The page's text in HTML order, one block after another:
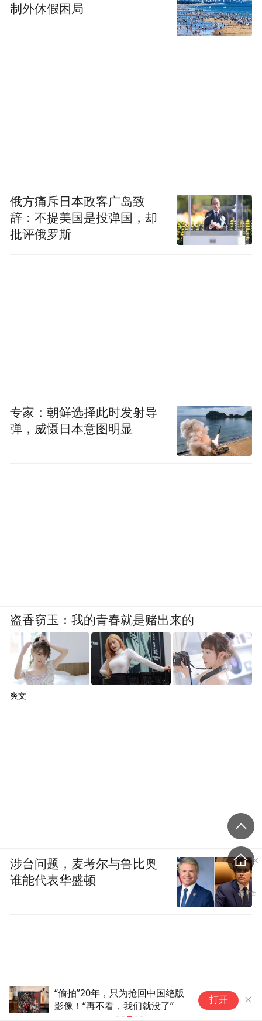
“偷拍”20年，只为抢回中国绝版
影像！“再不看，我们就没了”
了
打开
制外休假困局
俄方痛斥日本政客广岛致
辞：不提美国是投弹国，却
批评俄罗斯
专家：朝鲜选择此时发射导
弹，威慑日本意图明显
盗香窃玉：我的青春就是赌出来的
爽文
涉台问题，麦考尔与鲁比奥
谁能代表华盛顿